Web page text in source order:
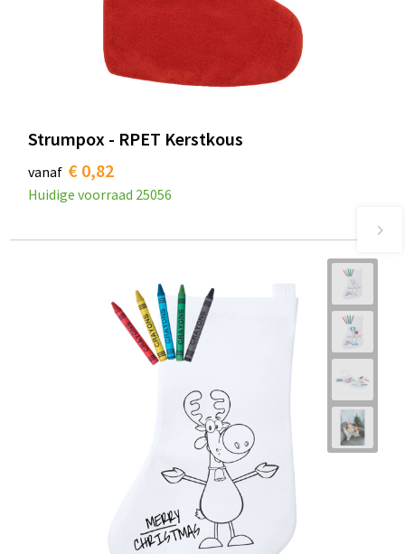
Strumpox - RPET Kerstkous
vanaf € 0,82
Huidige voorraad 25056